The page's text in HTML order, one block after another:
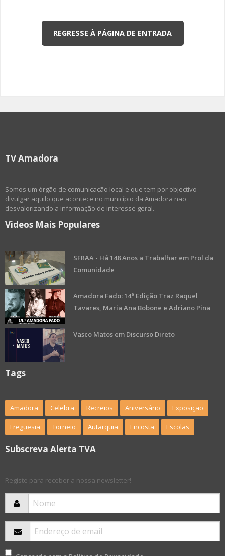
REGRESSE À PÁGINA DE ENTRADA
TV Amadora
Somos um órgão de comunicação local e que tem por objectivo
divulgar aquilo que acontece no município da Amadora não
desvalorizando a informação de interesse geral.
Videos Mais Populares
SFRAA - Há 148 Anos a Trabalhar em Prol da
Comunidade
Amadora Fado: 14ª Edição Traz Raquel
Tavares, Maria Ana Bobone e Adriano Pina
Vasco Matos em Discurso Direto
Tags
Amadora Celebra Recreios Aniversário Exposição
Freguesia Torneio Autarquia Encosta Escolas
Subscreva Alerta TVA
Registe para receber a nossa newsletter!